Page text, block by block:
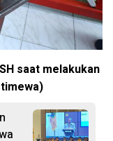
saat melakukan